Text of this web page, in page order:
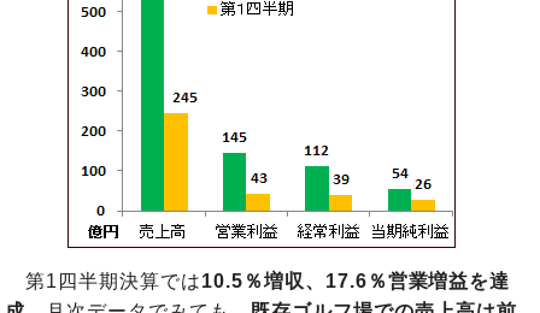
第1四半期決算では10.5％増収、17.6％営業増益を達